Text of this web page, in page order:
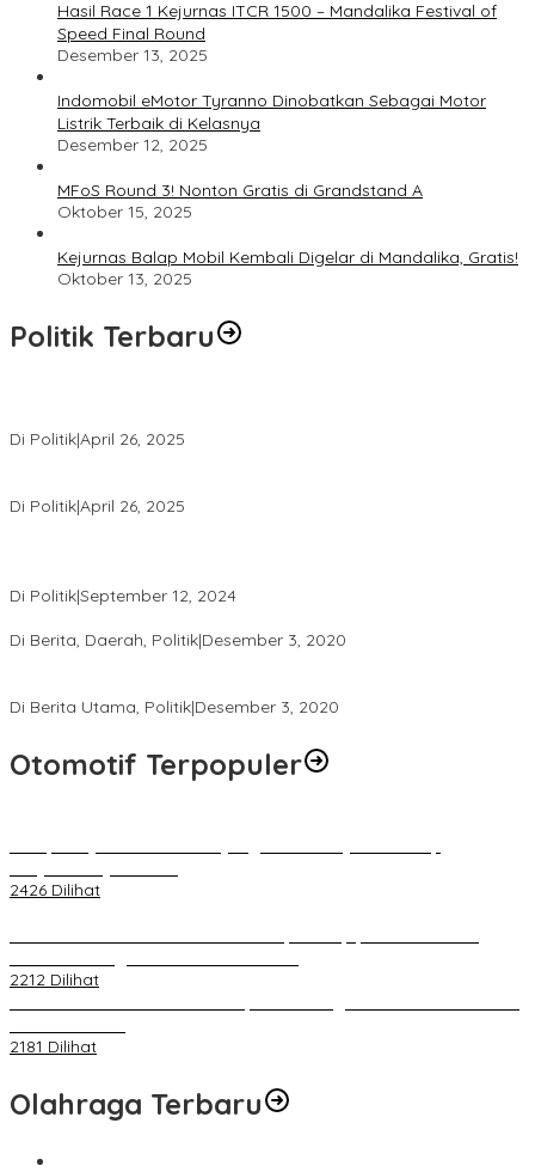
Hasil Race 1 Kejurnas ITCR 1500 – Mandalika Festival of
Speed Final Round
Desember 13, 2025
Indomobil eMotor Tyranno Dinobatkan Sebagai Motor
Listrik Terbaik di Kelasnya
Desember 12, 2025
MFoS Round 3! Nonton Gratis di Grandstand A
Oktober 15, 2025
Kejurnas Balap Mobil Kembali Digelar di Mandalika, Gratis!
Oktober 13, 2025
Politik Terbaru
Di Politik|April 26, 2025
Di Politik|April 26, 2025
Di Politik|September 12, 2024
Di Berita, Daerah, Politik|Desember 3, 2020
Di Berita Utama, Politik|Desember 3, 2020
Otomotif Terpopuler
2426 Dilihat
2212 Dilihat
2181 Dilihat
Olahraga Terbaru